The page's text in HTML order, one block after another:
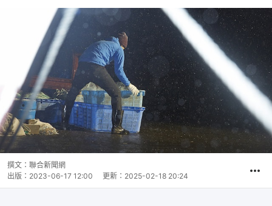
撰文： 聯合新聞網
出版： 2023-06-17 12:00 更新： 2025-02-18 20:24